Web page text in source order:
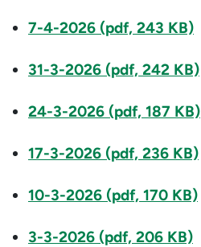
7-4-2026 (pdf, 243 KB)
31-3-2026 (pdf, 242 KB)
24-3-2026 (pdf, 187 KB)
17-3-2026 (pdf, 236 KB)
10-3-2026 (pdf, 170 KB)
3-3-2026 (pdf, 206 KB)